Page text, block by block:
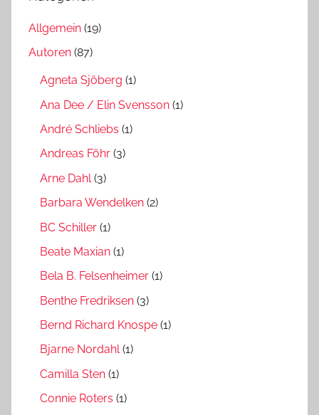
Allgemein (19)
Autoren (87)
Agneta Sjöberg (1)
Ana Dee / Elin Svensson (1)
André Schliebs (1)
Andreas Föhr (3)
Arne Dahl(3)
Barbara Wendelken (2)
BC Schiller (1)
Beate Maxian (1)
Bela B. Felsenheimer (1)
Benthe Fredriksen (3)
Bernd Richard Knospe (1)
Bjarne Nordahl(1)
Camilla Sten (1)
Connie Roters (1)